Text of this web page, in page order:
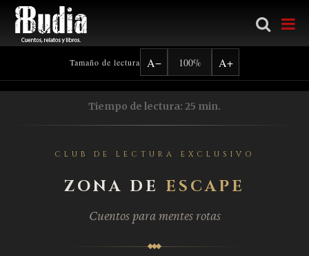
Tamaño de lectura A− 100% A+
Tiempo de lectura: 25 min.
CLUB DE LECTURA EXCLUSIVO
ZONA DE ESCAPE
Cuentos para mentes rotas